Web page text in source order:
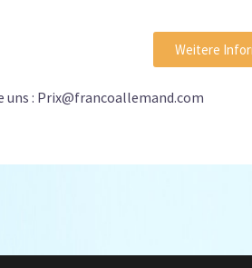
Weitere
: Prix@francoallemand.com